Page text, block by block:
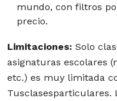
mundo, con filtros
precio.
Limitaciones: Solo
asignaturas escolares
etc.) es muy limitada
Tusclasesparticulares.